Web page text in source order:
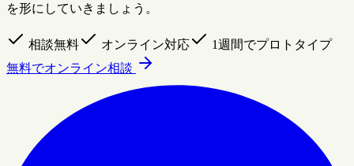
を形にしていきましょう。
相談無料 オンライン対応
1週間でプロトタイプ
無料でオンライン相談